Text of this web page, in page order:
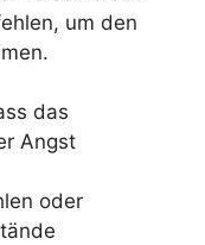
um den
das
Angst
oder